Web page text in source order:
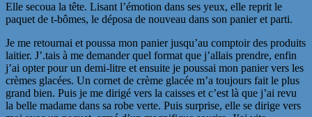
Elle secoua la tête. Lisant l’émotion dans ses yeux, elle reprit le
paquet de t-bômes, le déposa de nouveau dans son panier et parti.
Je me retournai et poussa mon panier jusqu’au comptoir des produits
laitier. J’.tais à me demander quel format que j’allais prendre, enfin
j’ai opter pour un demi-litre et ensuite je poussai mon panier vers les
crèmes glacées. Un cornet de crème glacée m’a toujours fait le plus
grand bien. Puis je me dirigé vers la caisses et c’est là que j’ai revu
la belle madame dans sa robe verte. Puis surprise, elle se dirige vers